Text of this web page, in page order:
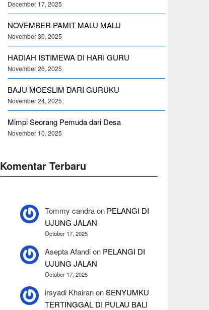
December 17, 2025
NOVEMBER PAMIT MALU MALU
November 30, 2025
HADIAH ISTIMEWA DI HARI GURU
November 26, 2025
BAJU MOESLIM DARI GURUKU
November 24, 2025
Mimpi Seorang Pemuda dari Desa
November 10, 2025
Komentar Terbaru
Tommy candraon PELANGI DI
UJUNG JALAN
October 17, 2025
Asepta Afandion PELANGI DI
UJUNG JALAN
October 17, 2025
irsyadi KhairanonSENYUMKU
TERTINGGAL DI PULAU BALI